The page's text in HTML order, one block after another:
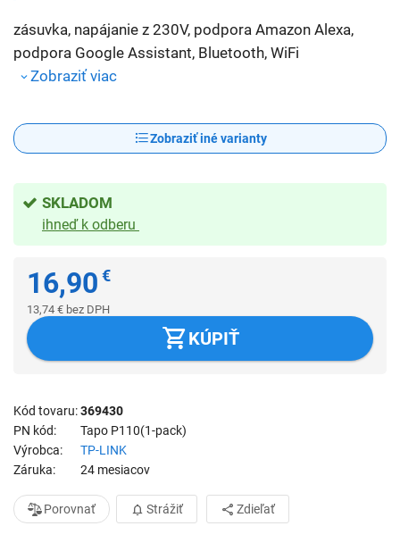
zásuvka, napájanie z 230V, podpora Amazon Alexa,
podpora Google Assistant, Bluetooth, WiFi
Zobraziť viac
Zobraziť iné varianty
SKLADOM
ihneď k odberu
16,90 €
13,74 € bez DPH
KÚPIŤ
Kód tovaru 369430
PN kód
Tapo P110(1-pack)
Výrobca
TP-LINK
Záruka
24 mesiacov
Porovnať Strážiť Zdieľať